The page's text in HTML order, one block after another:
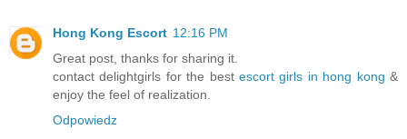
Hong Kong Escort 12:16 PM
Great post, thanks for sharing it.
contact delightgirls for the best escort girls in hong kong &
enjoy the feel of realization.
Odpowiedz